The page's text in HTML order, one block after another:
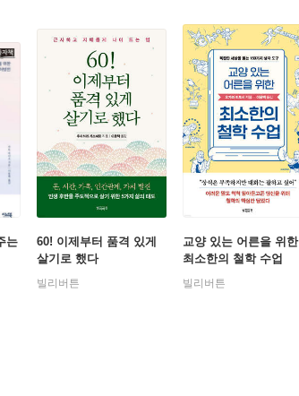
는
60! 이제부터 품격 있게
살기로 했다
빌리버튼
교양 있는 어른을 위한
최소한의 철학 수업
빌리버튼